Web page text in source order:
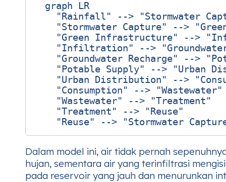
  graph LR
"Rainfall" --> "Stormwater
"Stormwater Capture" -->
"Green Infrastructure" -->
"Infiltration" -->
"Groundwater Recharge" -->
"Potable Supply" --> "Urban
"Urban Distribution" -->
    "Consumption" --> "Wastewater"
    "Wastewater" --> "Treatment"
    "Treatment" --> "Reuse"
Dalam model ini, air tidak pernah
hujan, sementara air yang terinfiltrasi
pada reservoir yang jauh dan menurunkan